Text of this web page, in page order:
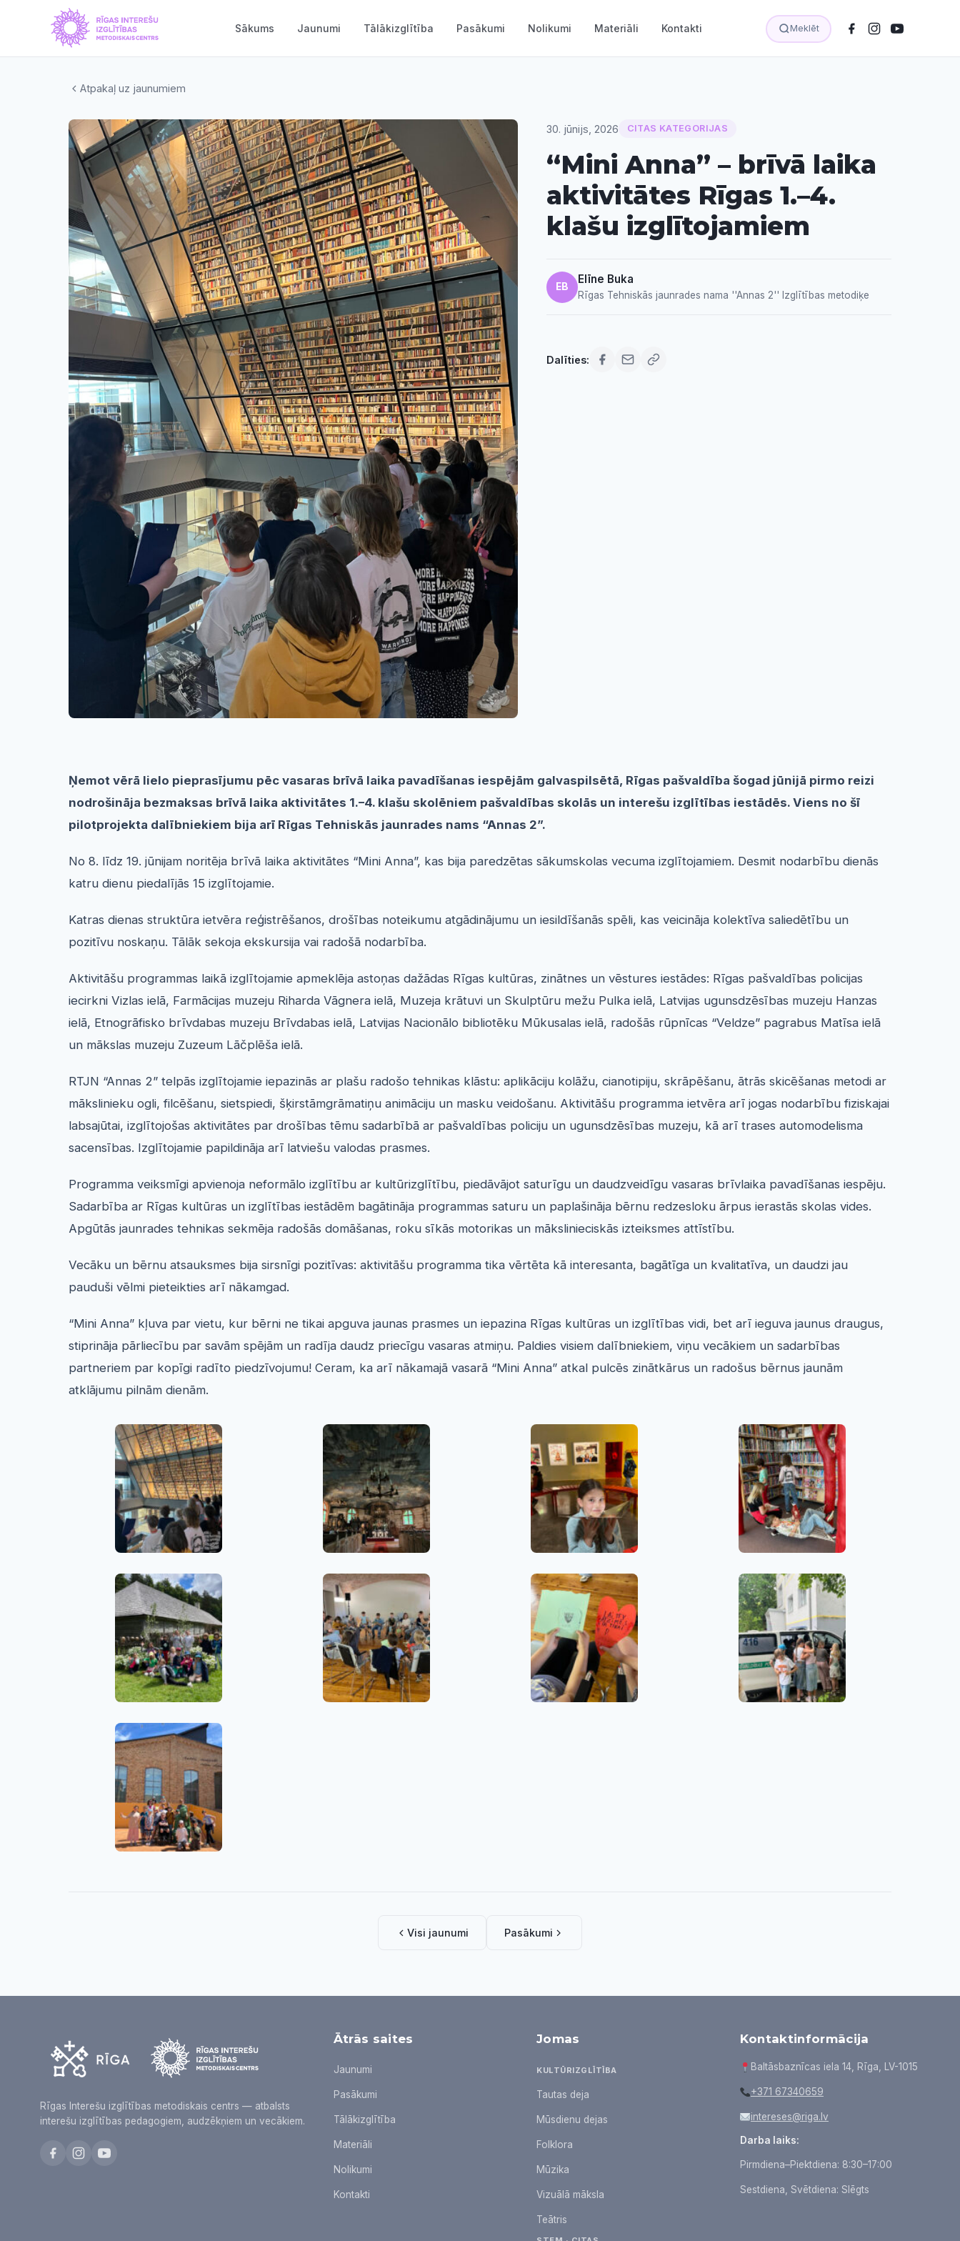
Sākums Jaunumi Tālākizglītība Pasākumi Nolikumi Materiāli Kontakti Meklēt
Atpakaļ uz jaunumiem
30. jūnijs, 2026 CITAS KATEGORIJAS
“Mini Anna” – brīvā laika
aktivitātes Rīgas 1.–4.
klašu izglītojamiem
EB
Elīne Buka
Rīgas Tehniskās jaunrades nama ''Annas 2'' Izglītības metodiķe
Dalīties:
Ņemot vērā lielo pieprasījumu pēc vasaras brīvā laika pavadīšanas iespējām galvaspilsētā, Rīgas pašvaldība šogad jūnijā pirmo reizi
nodrošināja bezmaksas brīvā laika aktivitātes 1.–4. klašu skolēniem pašvaldības skolās un interešu izglītības iestādēs. Viens no šī
pilotprojekta dalībniekiem bija arī Rīgas Tehniskās jaunrades nams “Annas 2”.
No 8. līdz 19. jūnijam noritēja brīvā laika aktivitātes “Mini Anna”, kas bija paredzētas sākumskolas vecuma izglītojamiem. Desmit nodarbību dienās
katru dienu piedalījās 15 izglītojamie.
Katras dienas struktūra ietvēra reģistrēšanos, drošības noteikumu atgādinājumu un iesildīšanās spēli, kas veicināja kolektīva saliedētību un
pozitīvu noskaņu. Tālāk sekoja ekskursija vai radošā nodarbība.
Aktivitāšu programmas laikā izglītojamie apmeklēja astoņas dažādas Rīgas kultūras, zinātnes un vēstures iestādes: Rīgas pašvaldības policijas
iecirkni Vizlas ielā, Farmācijas muzeju Riharda Vāgnera ielā, Muzeja krātuvi un Skulptūru mežu Pulka ielā, Latvijas ugunsdzēsības muzeju Hanzas
ielā, Etnogrāfisko brīvdabas muzeju Brīvdabas ielā, Latvijas Nacionālo bibliotēku Mūkusalas ielā, radošās rūpnīcas “Veldze” pagrabus Matīsa ielā
un mākslas muzeju Zuzeum Lāčplēša ielā.
RTJN “Annas 2” telpās izglītojamie iepazinās ar plašu radošo tehnikas klāstu: aplikāciju kolāžu, cianotipiju, skrāpēšanu, ātrās skicēšanas metodi ar
mākslinieku ogli, filcēšanu, sietspiedi, šķirstāmgrāmatiņu animāciju un masku veidošanu. Aktivitāšu programma ietvēra arī jogas nodarbību fiziskajai
labsajūtai, izglītojošas aktivitātes par drošības tēmu sadarbībā ar pašvaldības policiju un ugunsdzēsības muzeju, kā arī trases automodelisma
sacensības. Izglītojamie papildināja arī latviešu valodas prasmes.
Programma veiksmīgi apvienoja neformālo izglītību ar kultūrizglītību, piedāvājot saturīgu un daudzveidīgu vasaras brīvlaika pavadīšanas iespēju.
Sadarbība ar Rīgas kultūras un izglītības iestādēm bagātināja programmas saturu un paplašināja bērnu redzesloku ārpus ierastās skolas vides.
Apgūtās jaunrades tehnikas sekmēja radošās domāšanas, roku sīkās motorikas un mākslinieciskās izteiksmes attīstību.
Vecāku un bērnu atsauksmes bija sirsnīgi pozitīvas: aktivitāšu programma tika vērtēta kā interesanta, bagātīga un kvalitatīva, un daudzi jau
pauduši vēlmi pieteikties arī nākamgad.
“Mini Anna” kļuva par vietu, kur bērni ne tikai apguva jaunas prasmes un iepazina Rīgas kultūras un izglītības vidi, bet arī ieguva jaunus draugus,
stiprināja pārliecību par savām spējām un radīja daudz priecīgu vasaras atmiņu. Paldies visiem dalībniekiem, viņu vecākiem un sadarbības
partneriem par kopīgi radīto piedzīvojumu! Ceram, ka arī nākamajā vasarā “Mini Anna” atkal pulcēs zinātkārus un radošus bērnus jaunām
atklājumu pilnām dienām.
Visi jaunumi Pasākumi
Rīgas Interešu izglītības metodiskais centrs — atbalsts
interešu izglītības pedagogiem, audzēkņiem un vecākiem.
Ātrās saites
Jaunumi
Pasākumi
Tālākizglītība
Materiāli
Nolikumi
Kontakti
Jomas
KULTŪRIZGLĪTĪBA
Tautas deja
Mūsdienu dejas
Folklora
Mūzika
Vizuālā māksla
Teātris
Kontaktinformācija
Baltāsbaznīcas iela 14, Rīga, LV-1015
+371 67340659
intereses@riga.lv
Darba laiks:
Pirmdiena–Piektdiena: 8:30–17:00
Sestdiena, Svētdiena: Slēgts